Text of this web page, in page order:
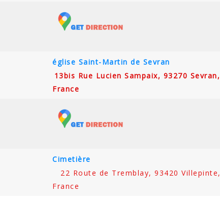
église Saint-Martin de Sevran
13bis Rue Lucien Sampaix, 93270 Sevran,
France
Cimetière
22 Route de Tremblay, 93420 Villepinte,
France